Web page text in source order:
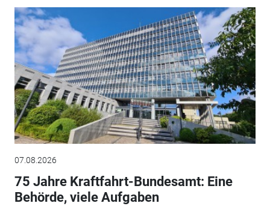
07.08.2026
75 Jahre Kraftfahrt-Bundesamt: Eine
Behörde, viele Aufgaben